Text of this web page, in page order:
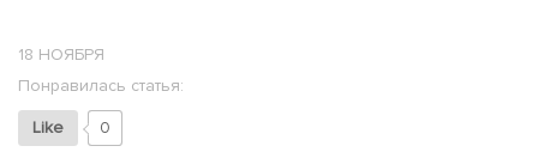
18 НОЯБРЯ
Понравилась статья:
Like 0